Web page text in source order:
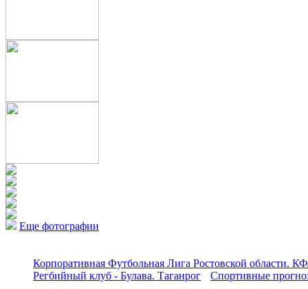
Еще фотографии
Корпоративная Футбольная Лига Ростовской области.
Регбийный клуб - Булава. Таганрог
Спортивные